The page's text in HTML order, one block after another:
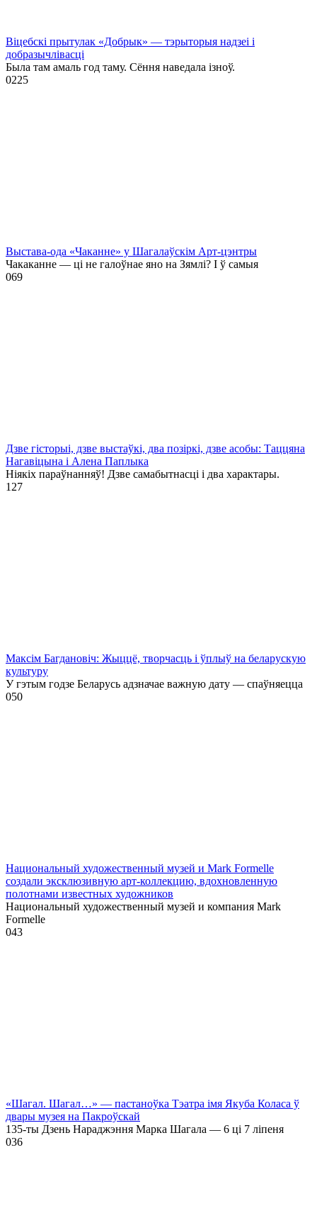
Віцебскі прытулак «‎Добрык»‎ — тэрыторыя надзеі і
добразычлівасці
Была там амаль год таму. Сёння наведала ізноў.
0225
Выстава-ода «Чаканне» у Шагалаўскім Арт-цэнтры
Чакаканне — ці не галоўнае яно на Зямлі? І ў самыя
069
Дзве гісторыі, дзве выстаўкі, два позіркі, дзве асобы: Таццяна
Нагавіцына і Алена Паплыка
Ніякіх параўнанняў! Дзве самабытнасці і два характары.
1 27
Максім Багдановіч: Жыццё, творчасць і ўплыў на беларускую
культуру
У гэтым годзе Беларусь адзначае важную дату — спаўняецца
050
Национальный художественный музей и Mark Formelle
создали эксклюзивную арт-коллекцию, вдохновленную
полотнами известных художников
Национальный художественный музей и компания Mark
Formelle
043
«Шагал. Шагал…» — пастаноўка Тэатра імя Якуба Коласа ў
двары музея на Пакроўскай
135-ты Дзень Нараджэння Марка Шагала — 6 ці 7 ліпеня
036